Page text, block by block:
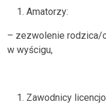
Amatorzy:
– zezwolenie rodzica/
w wyścigu,
Zawodnicy